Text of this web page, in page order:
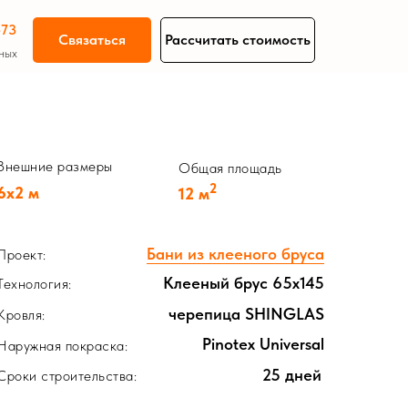
Рассчитать стоимость
Связаться
25 дней
Pinotex Universal
черепица SHINGLAS
Клееный брус 65х145
Бани из клееного бруса
12 м2
м
строительства:
покраска:
размеры Общая площадь